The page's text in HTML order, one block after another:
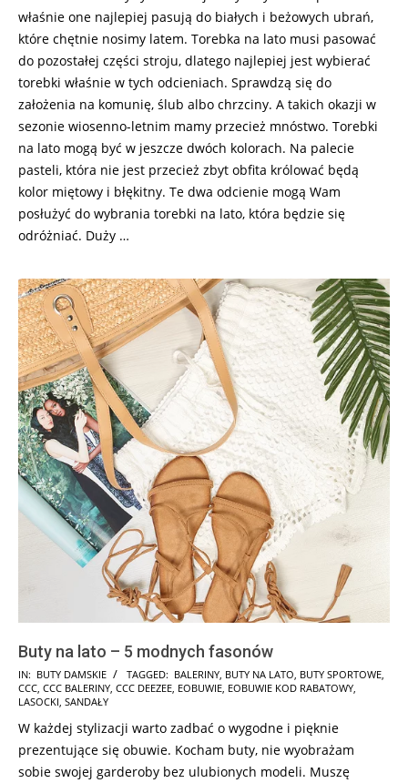
właśnie one najlepiej pasują do białych i beżowych ubrań,
które chętnie nosimy latem. Torebka na lato musi pasować
do pozostałej części stroju, dlatego najlepiej jest wybierać
torebki właśnie w tych odcieniach. Sprawdzą się do
założenia na komunię, ślub albo chrzciny. A takich okazji w
sezonie wiosenno-letnim mamy przecież mnóstwo. Torebki
na lato mogą być w jeszcze dwóch kolorach. Na palecie
pasteli, która nie jest przecież zbyt obfita królować będą
kolor miętowy i błękitny. Te dwa odcienie mogą Wam
posłużyć do wybrania torebki na lato, która będzie się
odróżniać. Duży …
Buty na lato – 5 modnych fasonów
2025-
06-
IN: BUTY DAMSKIE TAGGED: BALERINY BUTY NA LATO BUTY SPORTOWE
CCC CCC BALERINY CCC DEEZEE EOBUWIE EOBUWIE KOD RABATOWY
LASOCKI SANDAŁY
W każdej stylizacji warto zadbać o wygodne i pięknie
prezentujące się obuwie. Kocham buty, nie wyobrażam
sobie swojej garderoby bez ulubionych modeli. Muszę